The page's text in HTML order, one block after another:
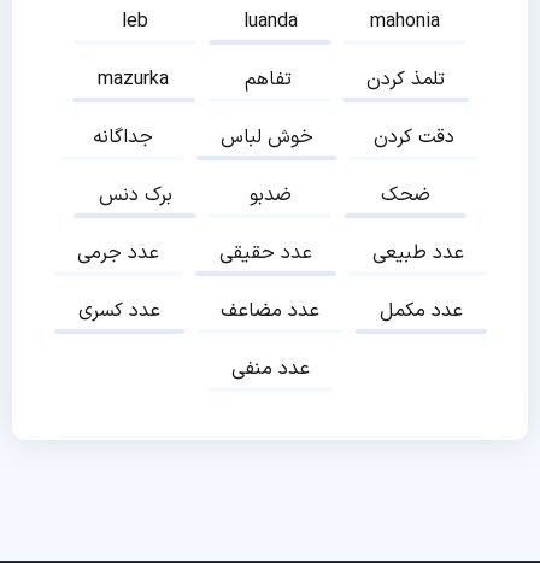
leb
luanda
mahonia
mazurka
تفاهم
تلمذ کردن
جداگانه
خوش لباس
دقت کردن
برک دنس
ضدبو
ضحک
عدد جرمی
عدد حقیقی
عدد طبیعی
عدد کسری
عدد مضاعف
عدد مکمل
عدد منفی